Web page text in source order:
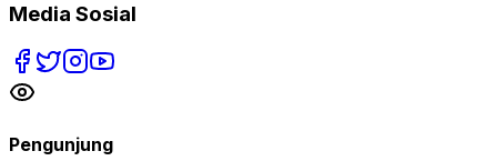
Media Sosial
Pengunjung